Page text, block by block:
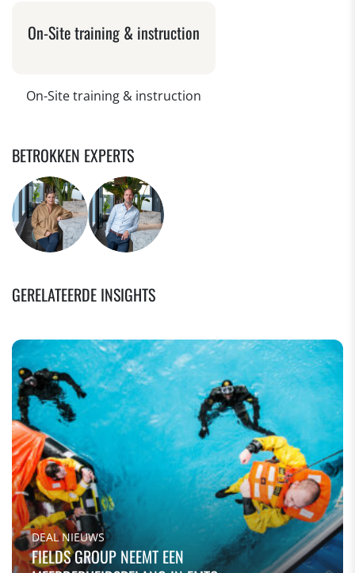
On-Site training & instruction
On-Site training & instruction
BETROKKEN EXPERTS
GERELATEERDE INSIGHTS
DEAL NIEUWS
FIELDS GROUP NEEMT EEN